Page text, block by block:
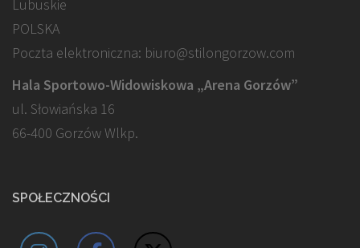
Lubuskie
POLSKA
Poczta elektroniczna: biuro@stilongorzow.com
Hala Sportowo-Widowiskowa „Arena Gorzów”
ul. Słowiańska 16
66-400 Gorzów Wlkp.
SPOŁECZNOŚCI